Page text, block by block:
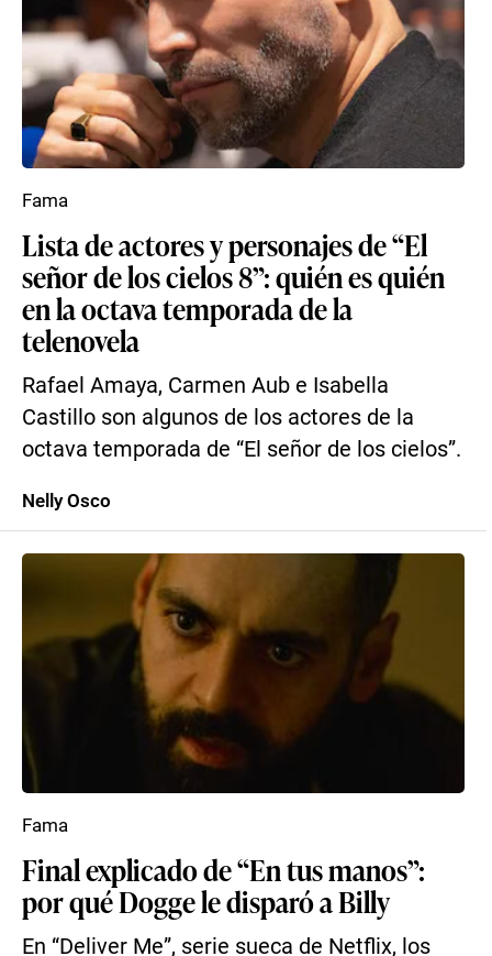
Lista de actores y personajes de “El
señor de los cielos 8”: quién es quién
en la octava temporada de la
telenovela
Rafael Amaya, Carmen Aub e Isabella
Castillo son algunos de los actores de la
octava temporada de “El señor de los cielos”.
Fama
Nelly Osco
Final explicado de “En tus manos”:
por qué Dogge le disparó a Billy
En “Deliver Me”, serie sueca de Netflix, los
Fama